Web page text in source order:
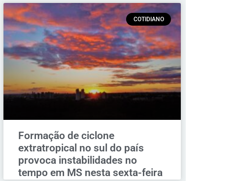
COTIDIANO
Formação de ciclone
extratropical no sul do país
provoca instabilidades no
tempo em MS nesta sexta-feira